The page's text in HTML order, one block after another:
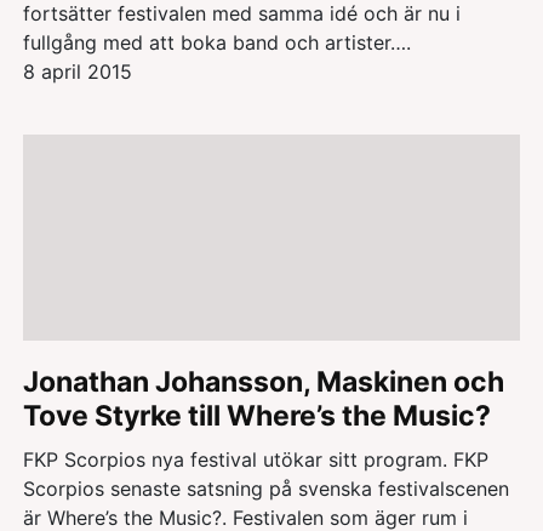
fortsätter festivalen med samma idé och är nu i
fullgång med att boka band och artister….
8 april 2015
Jonathan Johansson, Maskinen och
Tove Styrke till Where’s the Music?
FKP Scorpios nya festival utökar sitt program. FKP
Scorpios senaste satsning på svenska festivalscenen
är Where’s the Music?. Festivalen som äger rum i